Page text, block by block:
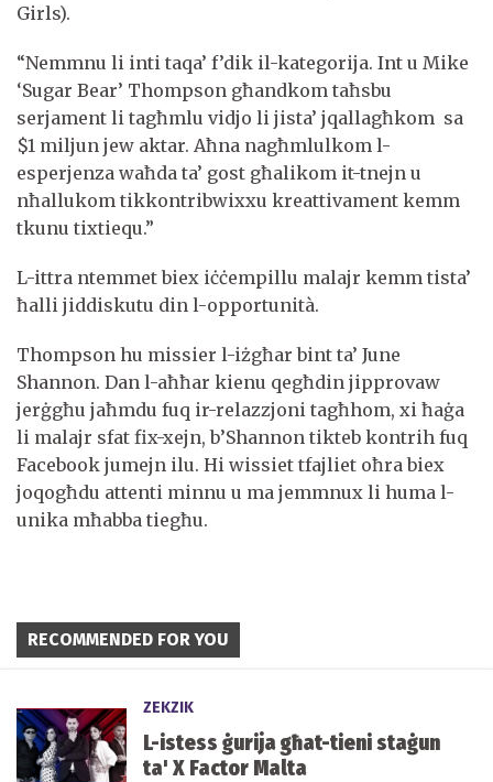
Girls).
“Nemmnu li inti taqa’ f’dik il-kategorija. Int u Mike
‘Sugar Bear’ Thompson għandkom taħsbu
serjament li tagħmlu vidjo li jista’ jqallagħkom sa
$1 miljun jew aktar. Aħna nagħmlulkom l-
esperjenza waħda ta’ gost għalikom it-tnejn u
nħallukom tikkontribwixxu kreattivament kemm
tkunu tixtiequ.”
L-ittra ntemmet biex iċċempillu malajr kemm tista’
ħalli jiddiskutu din l-opportunità.
Thompson hu missier l-iżgħar bint ta’ June
Shannon. Dan l-aħħar kienu qegħdin jipprovaw
jerġgħu jaħmdu fuq ir-relazzjoni tagħhom, xi ħaġa
li malajr sfat fix-xejn, b’Shannon tikteb kontrih fuq
Facebook jumejn ilu. Hi wissiet tfajliet oħra biex
joqogħdu attenti minnu u ma jemmnux li huma l-
unika mħabba tiegħu.
RECOMMENDED FOR YOU
ZEKZIK
L-istess ġurija għat-tieni staġun
ta' X Factor Malta